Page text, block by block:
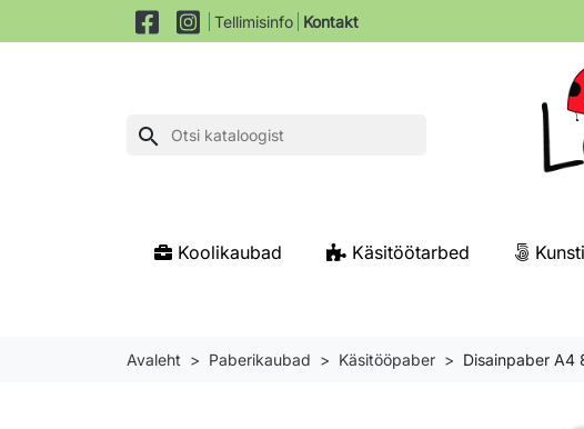
Tellimisinfo Kontakt
search
Koolikaubad Käsitöötarbed
Avaleht Paberikaubad Käsitööpaber Disainpaber A4